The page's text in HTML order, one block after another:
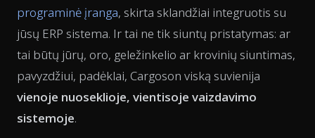
programinė įranga, skirta sklandžiai integruotis su
jūsų ERP sistema. Ir tai ne tik siuntų pristatymas: ar
tai būtų jūrų, oro, geležinkelio ar krovinių siuntimas,
pavyzdžiui, padėklai, Cargoson viską suvienija
vienoje nuoseklioje, vientisoje vaizdavimo
sistemoje.